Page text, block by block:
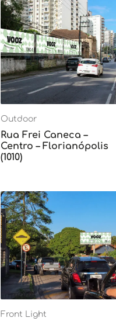
Outdoor
Rua Frei Caneca –
Centro – Florianópolis
(1010)
Front Light